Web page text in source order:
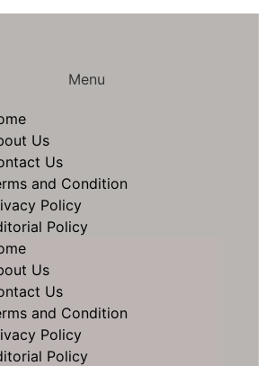
Menu
Us
Us
and Condition
Policy
Policy
Us
Us
and Condition
Policy
Policy